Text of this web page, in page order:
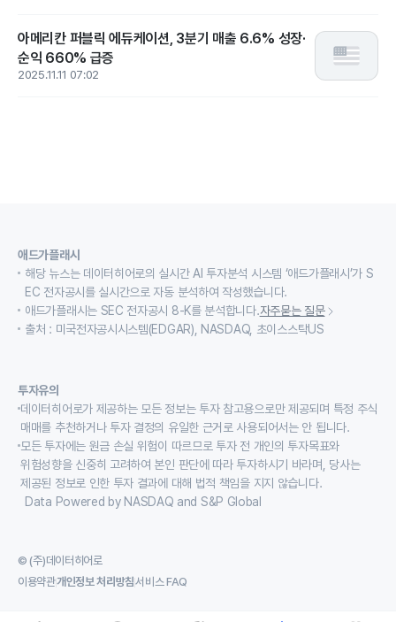
아메리칸 퍼블릭 에듀케이션, 3분기 매출 6.6% 성장·
순익 660% 급증
2025.11.11 07:02
애드가플래시
해당 뉴스는 데이터히어로의 실시간 AI 투자분석 시스템 ‘애드가플래시’가 S
EC 전자공시를 실시간으로 자동 분석하여 작성했습니다.
애드가플래시는 SEC 전자공시 8-K를 분석합니다.자주묻는 질문
출처 : 미국전자공시시스템(EDGAR), NASDAQ, 초이스스탁US
투자유의
데이터히어로가 제공하는 모든 정보는 투자 참고용으로만 제공되며 특정 주식
매매를 추천하거나 투자 결정의 유일한 근거로 사용되어서는 안 됩니다.
모든 투자에는 원금 손실 위험이 따르므로 투자 전 개인의 투자목표와
위험성향을 신중히 고려하여 본인 판단에 따라 투자하시기 바라며, 당사는
제공된 정보로 인한 투자 결과에 대해 법적 책임을 지지 않습니다.
Data Powered by NASDAQ and S&P Global
© (주)데이터히어로
이용약관개인정보 처리방침서비스 FAQ